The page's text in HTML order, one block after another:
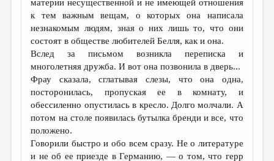
материи несущественной и не имеющей отношения
к тем важным вещам, о которых она написала
незнакомым людям, зная о них лишь то, что они
состоят в обществе любителей Белля, как и она.
Вслед за письмом возникла переписка и
многолетняя дружба. И вот она позвонила в дверь...
Фрау сказала, сглатывая слезы, что она одна,
посторонилась, пропуская ее в комнату, и
обессиленно опустилась в кресло. Долго молчали. А
потом на столе появилась бутылка бренди и все, что
положено.
Говорили быстро и обо всем сразу. Не о литературе
и не об ее приезде в Германию, — о том, что герр